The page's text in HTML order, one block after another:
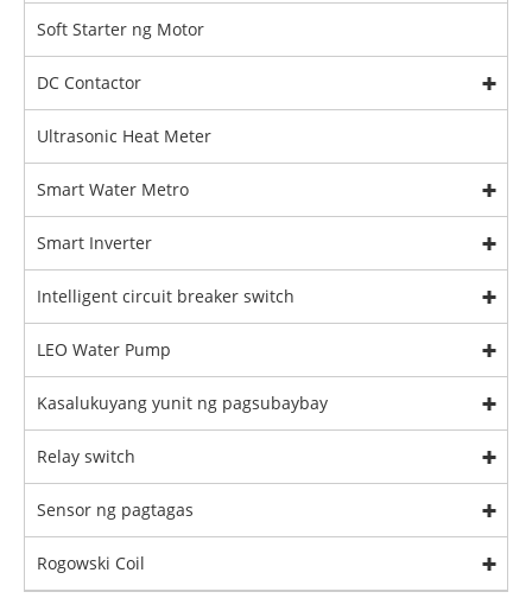
Soft Starter ng Motor
DC Contactor
Ultrasonic Heat Meter
Smart Water Metro
Smart Inverter
Intelligent circuit breaker switch
LEO Water Pump
Kasalukuyang yunit ng pagsubaybay
Relay switch
Sensor ng pagtagas
Rogowski Coil